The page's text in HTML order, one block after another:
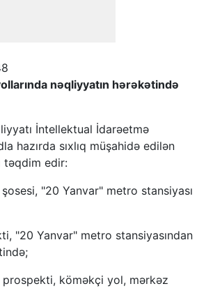
nəqliyyatın hərəkətində
İntellektual İdarəetmə
hazırda sıxlıq müşahidə edilən
təqdim edir:
şosesi, "20 Yanvar" metro stansiyası
"20 Yanvar" metro stansiyasından
köməkçi yol, mərkəz